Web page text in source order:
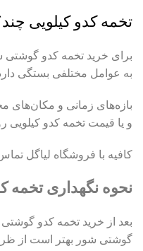
تخمه کدو کیلویی
برای خرید تخمه کدو گوشتی
به عوامل مختلفی بستگی
بازه‌های زمانی و مکان‌های
و یا قیمت تخمه کدو کیلویی
کافیه با فروشگاه لیاگل
نحوه نگهداری تخمه
بعد از خرید تخمه کدو
گوشتی شور بهتر است از